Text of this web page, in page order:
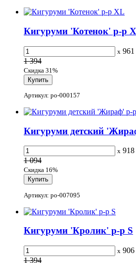
Кигуруми 'Котенок' р-р
x 961
1 394
Скидка 31%
Артикул: po-000157
Кигуруми детский
x 918
1 094
Скидка 16%
Артикул: po-007095
Кигуруми 'Кролик' р-р S
x 906
1 394